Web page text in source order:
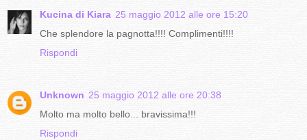
Kucina di Kiara 25 maggio 2012 alle ore 15:20
Che splendore la pagnotta!!!! Complimenti!!!!
Rispondi
Unknown 25 maggio 2012 alle ore 20:38
Molto ma molto bello... bravissima!!!
Rispondi